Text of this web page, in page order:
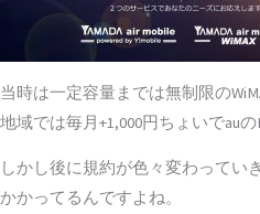
当時は一定容量までは無制限の
地域では毎月+1,000円ちょいでauの
しかし後に規約が色々変わってい
かかってるんですよね。